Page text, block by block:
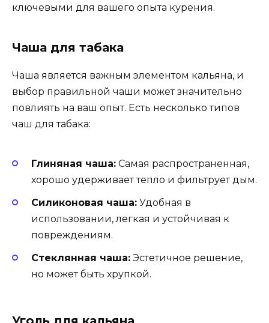
ключевыми для вашего опыта курения.
Чаша для табака
Чаша является важным элементом кальяна, и
выбор правильной чаши может значительно
повлиять на ваш опыт. Есть несколько типов
чаш для табака:
Глиняная чаша: Самая распространенная,
хорошо удерживает тепло и фильтрует дым.
Силиконовая чаша: Удобная в
использовании, легкая и устойчивая к
повреждениям.
Стеклянная чаша: Эстетичное решение,
но может быть хрупкой.